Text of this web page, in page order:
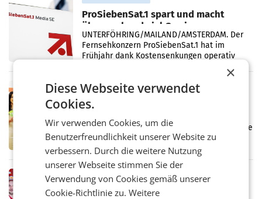
ProSiebenSat.1 spart und macht
überraschend viel Gewinn
UNTERFÖHRING/MAILAND/AMSTERDAM. Der
Fernsehkonzern ProSiebenSat.1 hat im
Frühjahr dank Kostensenkungen operativ
RETAIL
Eine Bühne für Zirkularität: ARA und
Kreislauffähigkeit
Über den gesamten August hinweg rücken die
Altstoff Recycling Austria AG (ARA) und der
Handelskonzern Müller die Initiative
„Kreislauf-Helden“ in allen österreichischen
Müller-Filialen
Penny modernisiert zwei Filialen in
×
Diese Webseite verwendet
Cookies.
Wir verwenden Cookies, um die
Benutzerfreundlichkeit unserer Website zu
verbessern. Durch die weitere Nutzung
unserer Webseite stimmen Sie der
Verwendung von Cookies gemäß unserer
Cookie-Richtlinie zu.Weitere